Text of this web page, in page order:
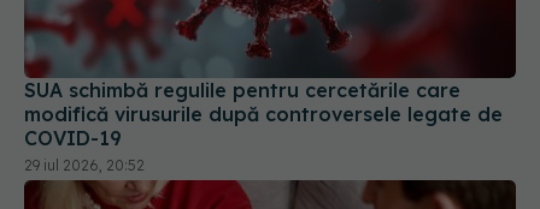
SUA schimbă regulile pentru cercetările care
modifică virusurile după controversele legate de
COVID-19
29 iul 2026, 20:52